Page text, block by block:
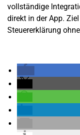
vollständige
direkt in der App.
Steuererklärung